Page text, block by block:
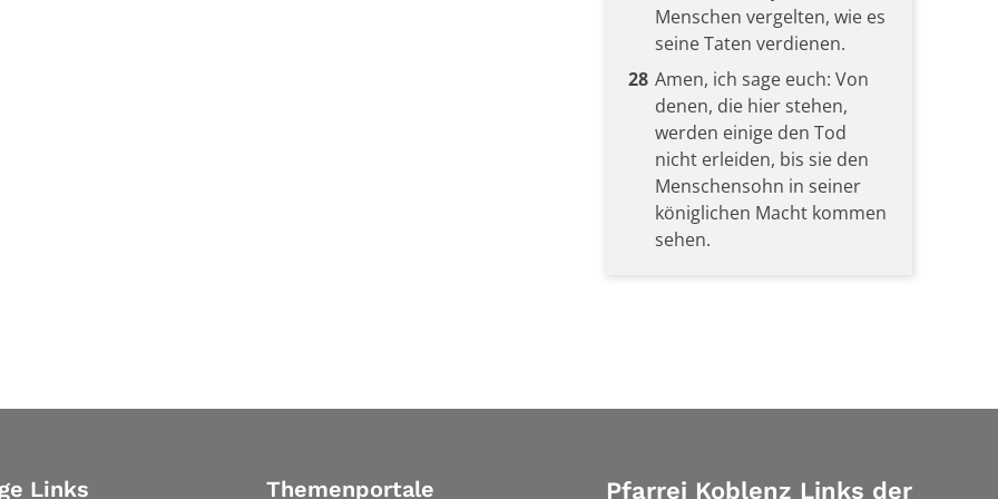
Menschen vergelten, wie es
seine Taten verdienen.
28 Amen, ich sage euch: Von
denen, die hier stehen,
werden einige den Tod
nicht erleiden, bis sie den
Menschensohn in seiner
königlichen Macht kommen
sehen.
Links Themenportale Pfarrei Koblenz Links der